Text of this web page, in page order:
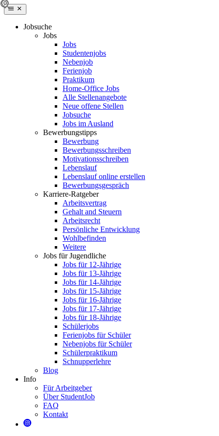
Jobsuche
Jobs
Jobs
Studentenjobs
Nebenjob
Ferienjob
Praktikum
Home-Office Jobs
Alle Stellenangebote
Neue offene Stellen
Jobsuche
Jobs im Ausland
Bewerbungstipps
Bewerbung
Bewerbungsschreiben
Motivationsschreiben
Lebenslauf
Lebenslauf online erstellen
Bewerbungsgespräch
Karriere-Ratgeber
Arbeitsvertrag
Gehalt and Steuern
Arbeitsrecht
Persönliche Entwicklung
Wohlbefinden
Weitere
Jobs für Jugendliche
Jobs für 12-Jährige
Jobs für 13-Jährige
Jobs für 14-Jährige
Jobs für 15-Jährige
Jobs für 16-Jährige
Jobs für 17-Jährige
Jobs für 18-Jährige
Schülerjobs
Ferienjobs für Schüler
Nebenjobs für Schüler
Schülerpraktikum
Schnupperlehre
Blog
Info
Für Arbeitgeber
Über StudentJob
FAQ
Kontakt